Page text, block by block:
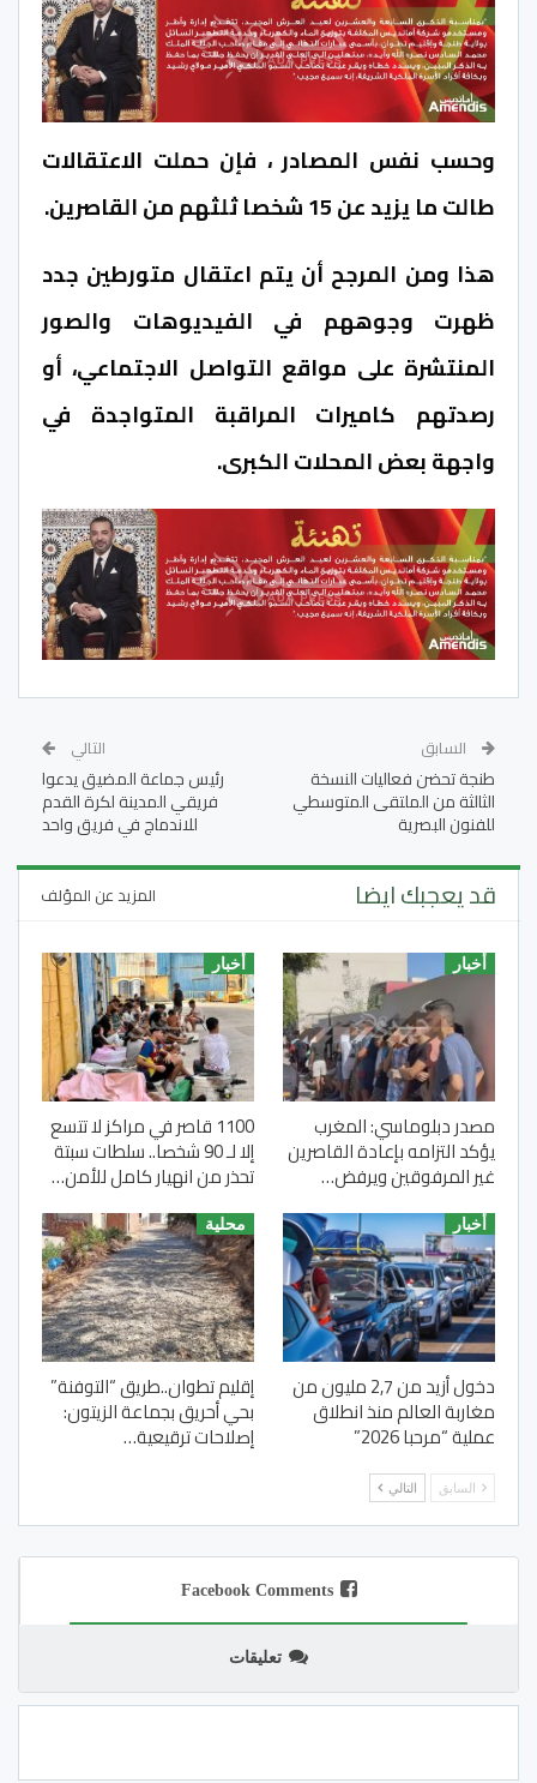
وحسب نفس المصادر ، فإن حملت الاعتقالات
طالت ما يزيد عن 15 شخصا ثلثهم من القاصرين.
هذا ومن المرجح أن يتم اعتقال متورطين جدد
ظهرت وجوههم في الفيديوهات والصور
المنتشرة على مواقع التواصل الاجتماعي، أو
رصدتهم كاميرات المراقبة المتواجدة في
واجهة بعض المحلات الكبرى.
السابق
طنجة تحضن فعاليات النسخة
الثالثة من الملتقى المتوسطي
للفنون البصرية
التالي
رئيس جماعة المضيق يدعوا
فريقي المدينة لكرة القدم
للاندماج في فريق واحد
قد يعجبك ايضا المزيد عن المؤلف
أخبار
مصدر دبلوماسي: المغرب
يؤكد التزامه بإعادة القاصرين
غير المرفوقين ويرفض…
أخبار
1100 قاصر في مراكز لا تتسع
إلا لـ 90 شخصا.. سلطات سبتة
تحذر من انهيار كامل للأمن…
أخبار
دخول أزيد من 2,7 مليون من
مغاربة العالم منذ انطلاق
عملية “مرحبا 2026”
محلية
إقليم تطوان..طريق “التوفنة”
بحي أحريق بجماعة الزيتون:
إصلاحات ترقيعية…
السابق التالي
Facebook Comments
تعليقات